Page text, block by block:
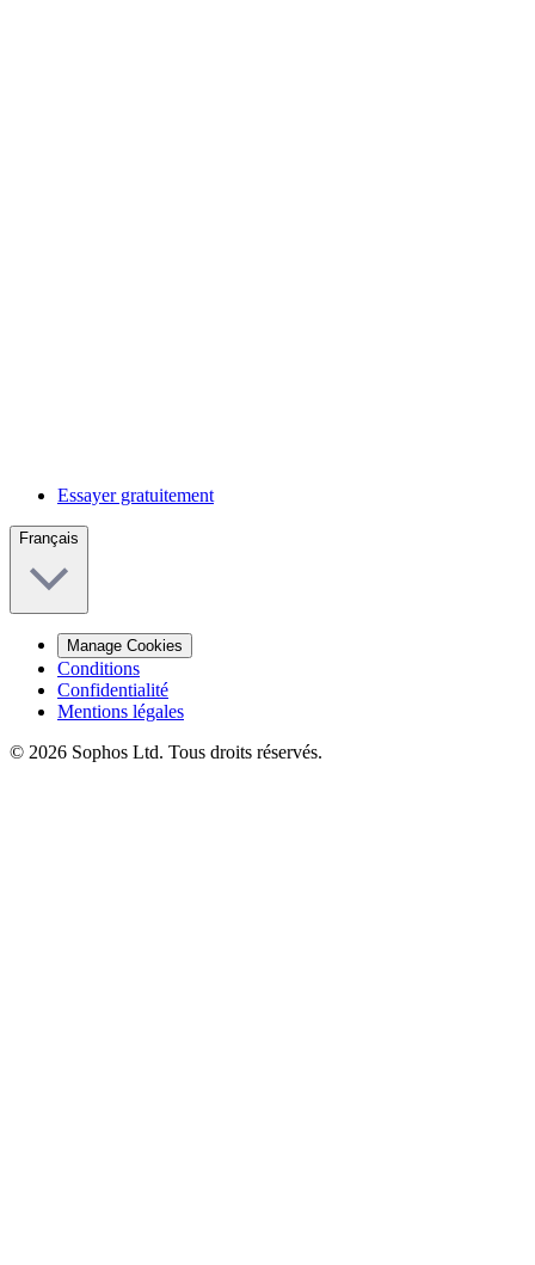
Essayer gratuitement
Français
Manage Cookies
Conditions
Confidentialité
Mentions légales
© 2026 Sophos Ltd. Tous droits réservés.